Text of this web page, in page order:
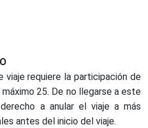
viaje requiere la participación de
25. De no llegarse a este
a anular el viaje a más
antes del inicio del viaje.